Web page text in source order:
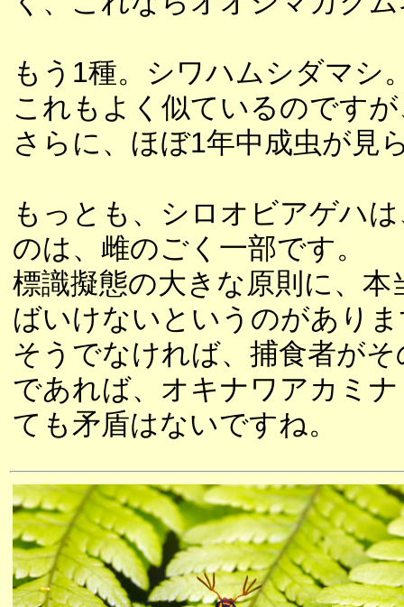
もう1種。シワハムシダマシ
これもよく似ているのです
さらに、ほぼ1年中成虫が見
もっとも、シロオビアゲハ
のは、雌のごく一部です。
標識擬態の大きな原則に、
ばいけないというのがあり
そうでなければ、捕食者が
であれば、オキナワアカミ
ても矛盾はないですね。